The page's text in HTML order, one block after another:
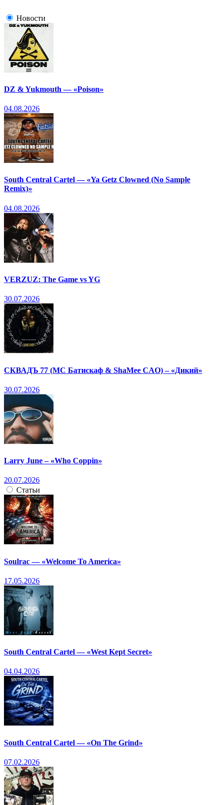
Новости
DZ & Yukmouth — «Poison»
04.08.2026
South Central Cartel — «Ya Getz Clowned (No Sample
Remix)»
04.08.2026
VERZUZ: The Game vs YG
30.07.2026
СКВАДЪ 77 (МС Батискаф & ShaMee CAO) – «Дикий»
30.07.2026
Larry June – «Who Coppin»
20.07.2026
Статьи
Soulrac — «Welcome To America»
17.05.2026
South Central Cartel — «West Kept Secret»
04.04.2026
South Central Cartel — «On The Grind»
07.02.2026